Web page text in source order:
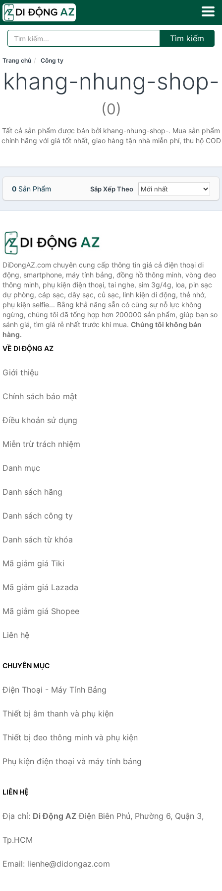
Tìm kiếm
Trang chủ Công ty
khang-nhung-shop-
(0)
Tất cả sản phẩm được bán bởi khang-nhung-shop-. Mua sản phẩm
chính hãng với giá tốt nhất, giao hàng tận nhà miễn phí, thu hộ COD
0 Sản Phẩm Sắp Xếp Theo
DiDongAZ.com chuyên cung cấp thông tin giá cả điện thoại di
động, smartphone, máy tính bảng, đồng hồ thông minh, vòng đeo
thông minh, phụ kiện điện thoại, tai nghe, sim 3g/4g, loa, pin sạc
dự phòng, cáp sạc, dây sạc, củ sạc, linh kiện di động, thẻ nhớ,
phụ kiện selfie... Bằng khả năng sẵn có cùng sự nỗ lực không
ngừng, chúng tôi đã tổng hợp hơn 200000 sản phẩm, giúp bạn so
sánh giá, tìm giá rẻ nhất trước khi mua. Chúng tôi không bán
hàng.
VỀ DI ĐỘNG AZ
Giới thiệu
Chính sách bảo mật
Điều khoản sử dụng
Miễn trừ trách nhiệm
Danh mục
Danh sách hãng
Danh sách công ty
Danh sách từ khóa
Mã giảm giá Tiki
Mã giảm giá Lazada
Mã giảm giá Shopee
Liên hệ
CHUYÊN MỤC
Điện Thoại - Máy Tính Bảng
Thiết bị âm thanh và phụ kiện
Thiết bị đeo thông minh và phụ kiện
Phụ kiện điện thoại và máy tính bảng
LIÊN HỆ
Địa chỉ: Di Động AZ Điện Biên Phủ, Phường 6, Quận 3,
Tp.HCM
Email: lienhe@didongaz.com